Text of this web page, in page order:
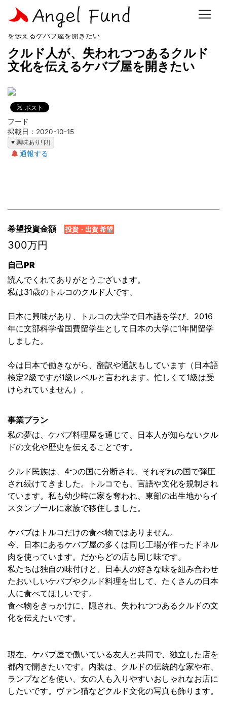
事業計画一覧
> クルド人が、失われつつあるクルド文化
を伝えるケバブ屋を開きたい
クルド人が、失われつつあるクルド
文化を伝えるケバブ屋を開きたい
フード
掲載日：2020-10-15
♥ 興味あり! [3]
通報する
希望投資金額 投資・出資 希望
300万円
自己PR
読んでくれてありがとうございます。
私は31歳のトルコのクルド人です。
日本に興味があり、トルコの大学で日本語を学び、2016
年に文部科学省国費留学生として日本の大学に1年間留学
しました。
今は日本で働きながら、翻訳や通訳もしています（日本語
検定2級ですが1級レベルと言われます。忙しくて1級は受
けられていません）。
事業プラン
私の夢は、ケバブ料理屋を通じて、日本人が知らないクル
ドの文化や歴史を伝えることです。
クルド民族は、4つの国に分断され、それぞれの国で弾圧
され続けてきました。トルコでも、言語や文化を規制され
ています。私も幼少時に家を奪われ、東部の出生地からイ
スタンブールに家族で移住しました。
ケバブはトルコだけの食べ物ではありません。
今、日本にあるケバブ屋の多くは同じ工場が作ったドネル
肉を使っています。だからどの店も同じ味です。
私たちは独自の味付けと、日本人の好きな味を組み合わせ
たおいしいケバブやクルド料理を出して、たくさんの日本
人に食べてほしいです。
食べ物をきっかけに、隠され、失われつつあるクルドの文
化を伝えたいです。
現在、ケバブ屋で働いている友人と共同で、独立した店を
都内で開きたいです。内装は、クルドの伝統的な家や布、
ランプなどを使い、女の人も入りやすいおしゃれなお店に
したいです。ヴァン猫などクルド文化の写真も飾ります。